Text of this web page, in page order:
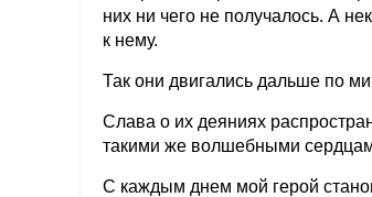
них ни чего не получалось. А
к нему.
Так они двигались дальше по
Слава о их деяниях
такими же волшебными
С каждым днем мой герой